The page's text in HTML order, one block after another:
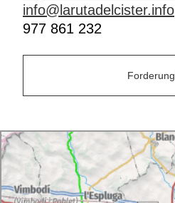
info@larutadelcister.info
977 861 232
Forderung